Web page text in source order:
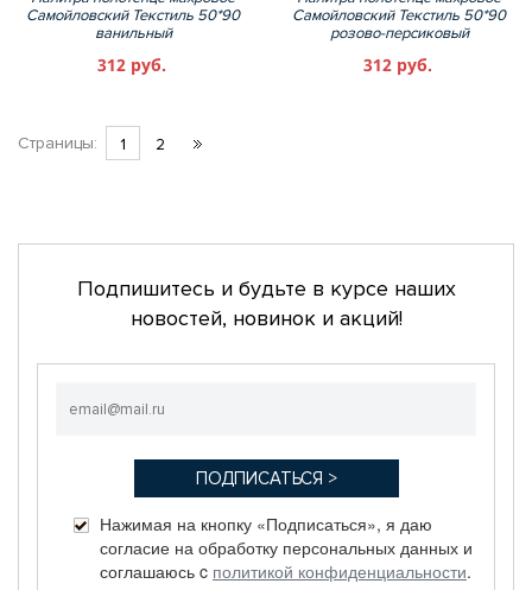
Самойловский Текстиль 50*90
ванильный
312 руб.
Самойловский Текстиль 50*90
розово-персиковый
312 руб.
Страницы: 1 2
Подпишитесь и будьте в курсе наших
новостей, новинок и акций!
Нажимая на кнопку «Подписаться», я даю
согласие на обработку персональных данных и
соглашаюсь c политикой конфиденциальности.